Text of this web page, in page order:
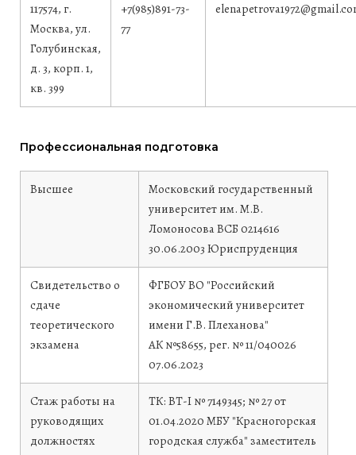
117574, г.
Москва, ул.
Голубинская,
д. 3, корп. 1,
кв. 399
+7(985)891-73-
77
Профессиональная подготовка
Высшее
Московский государственный
университет им. М.В.
ЛомоносоваВСБ 0214616
30.06.2003 Юриспруденция
Свидетельство о
сдаче
теоретического
экзамена
ФГБОУ ВО "Российский
экономический университет
имени Г.В. Плеханова"
АК №58655, рег. № 11/040026
07.06.2023
Стаж работы на
руководящих
должностях
ТК: ВТ-I № 7149345; № 27 от
01.04.2020 МБУ "Красногорская
городская служба" заместитель